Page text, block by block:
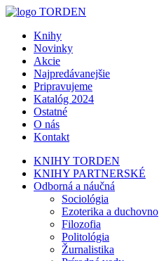
Knihy
Novinky
Akcie
Najpredávanejšie
Pripravujeme
Katalóg 2024
Ostatné
O nás
Kontakt
KNIHY TORDEN
KNIHY PARTNERSKÉ
Odborná a náučná
Sociológia
Ezoterika a duchovno
Filozofia
Politológia
Žurnalistika